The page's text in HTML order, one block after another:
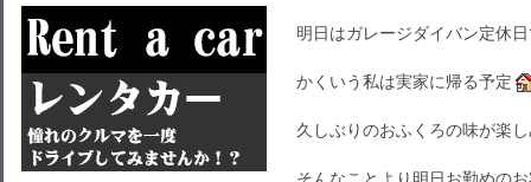
明日はガレージダイバン定休
かくいう私は実家に帰る予定
久しぶりのおふくろの味が楽